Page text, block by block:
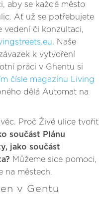
aby se každé město
Ať už se potřebujete
vedení či konzultaci,
. Naše
k vytvoření
práci v Ghentu si
čísle magazínu Living
dělá Automat na
Proč Živé ulice tvořit
součást Plánu
jako součást
Můžeme sice pomoci,
na městech.
v Gentu